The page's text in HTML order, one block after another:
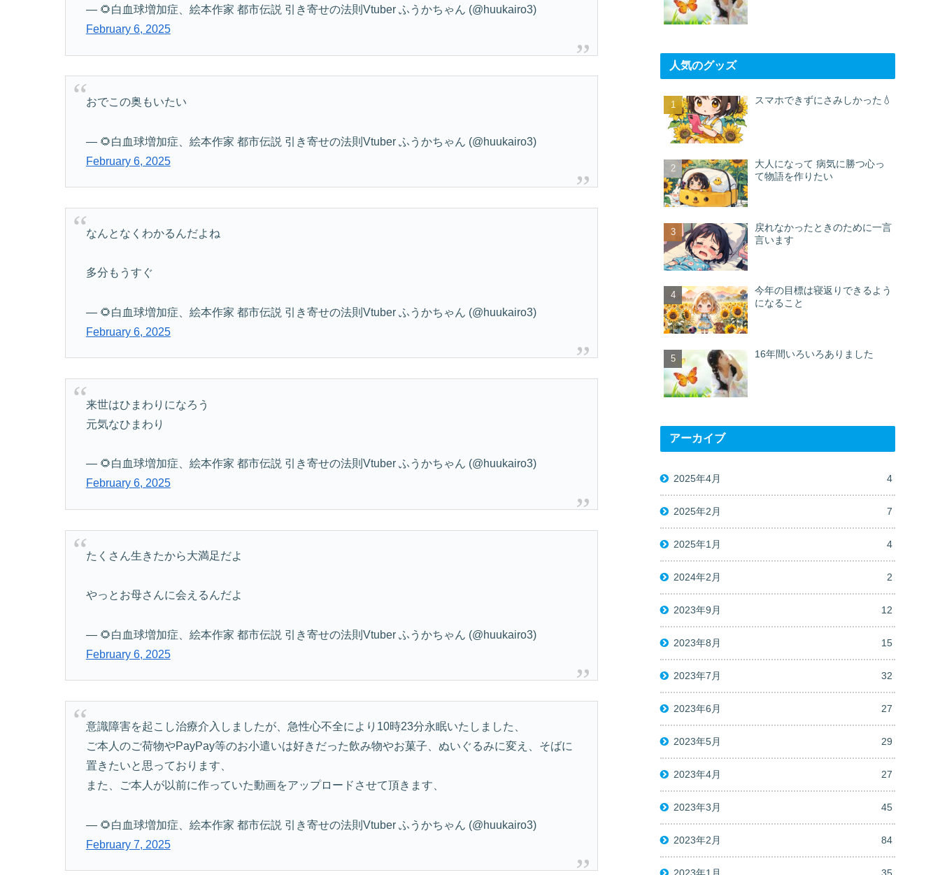
— 🌻白血球増加症、絵本作家 都市伝説 引き寄せの法則Vtuber ふうかちゃん (@huukairo3)
February 6, 2025
おでこの奥もいたい
— 🌻白血球増加症、絵本作家 都市伝説 引き寄せの法則Vtuber ふうかちゃん (@huukairo3)
February 6, 2025
なんとなくわかるんだよね
多分もうすぐ
— 🌻白血球増加症、絵本作家 都市伝説 引き寄せの法則Vtuber ふうかちゃん (@huukairo3)
February 6, 2025
来世はひまわりになろう
元気なひまわり
— 🌻白血球増加症、絵本作家 都市伝説 引き寄せの法則Vtuber ふうかちゃん (@huukairo3)
February 6, 2025
たくさん生きたから大満足だよ
やっとお母さんに会えるんだよ
— 🌻白血球増加症、絵本作家 都市伝説 引き寄せの法則Vtuber ふうかちゃん (@huukairo3)
February 6, 2025
意識障害を起こし治療介入しましたが、急性心不全により10時23分永眠いたしました、
ご本人のご荷物やPayPay等のお小遣いは好きだった飲み物やお菓子、ぬいぐるみに変え、そばに
置きたいと思っております、
また、ご本人が以前に作っていた動画をアップロードさせて頂きます、
— 🌻白血球増加症、絵本作家 都市伝説 引き寄せの法則Vtuber ふうかちゃん (@huukairo3)
February 7, 2025
人気のグッズ
スマホできずにさみしかった💧
大人になって 病気に勝つ心っ
て物語を作りたい
戻れなかったときのために一言
言います
今年の目標は寝返りできるよう
になること
16年間いろいろありました
アーカイブ
2025年4月 4
2025年2月 7
2025年1月 4
2024年2月 2
2023年9月 12
2023年8月 15
2023年7月 32
2023年6月 27
2023年5月 29
2023年4月 27
2023年3月 45
2023年2月 84